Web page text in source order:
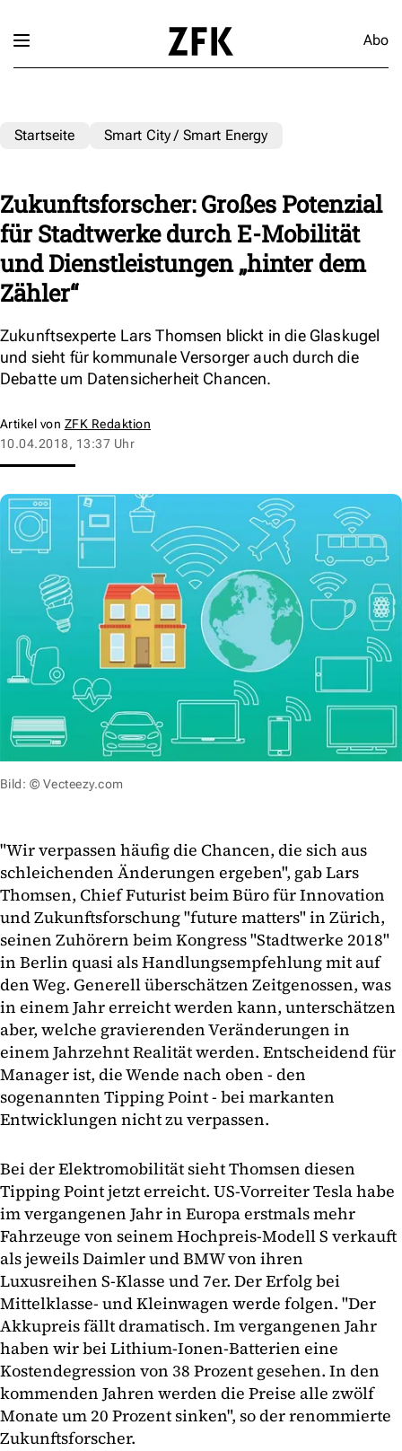
Abo
Startseite Smart City / Smart Energy
Zukunftsforscher: Großes Potenzial
für Stadtwerke durch E-Mobilität
und Dienstleistungen „hinter dem
Zähler“
Zukunftsexperte Lars Thomsen blickt in die Glaskugel
und sieht für kommunale Versorger auch durch die
Debatte um Datensicherheit Chancen.
Artikel von ZFK Redaktion
10.04.2018, 13:37 Uhr
Bild: © Vecteezy.com
"Wir verpassen häufig die Chancen, die sich aus
schleichenden Änderungen ergeben", gab Lars
Thomsen, Chief Futurist beim Büro für Innovation
und Zukunftsforschung "future matters" in Zürich,
seinen Zuhörern beim Kongress "Stadtwerke 2018"
in Berlin quasi als Handlungsempfehlung mit auf
den Weg. Generell überschätzen Zeitgenossen, was
in einem Jahr erreicht werden kann, unterschätzen
aber, welche gravierenden Veränderungen in
einem Jahrzehnt Realität werden. Entscheidend für
Manager ist, die Wende nach oben - den
sogenannten Tipping Point - bei markanten
Entwicklungen nicht zu verpassen.
Bei der Elektromobilität sieht Thomsen diesen
Tipping Point jetzt erreicht. US-Vorreiter Tesla habe
im vergangenen Jahr in Europa erstmals mehr
Fahrzeuge von seinem Hochpreis-Modell S verkauft
als jeweils Daimler und BMW von ihren
Luxusreihen S-Klasse und 7er. Der Erfolg bei
Mittelklasse- und Kleinwagen werde folgen. "Der
Akkupreis fällt dramatisch. Im vergangenen Jahr
haben wir bei Lithium-Ionen-Batterien eine
Kostendegression von 38 Prozent gesehen. In den
kommenden Jahren werden die Preise alle zwölf
Monate um 20 Prozent sinken", so der renommierte
Zukunftsforscher.